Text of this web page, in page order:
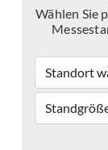
Wählen Sie